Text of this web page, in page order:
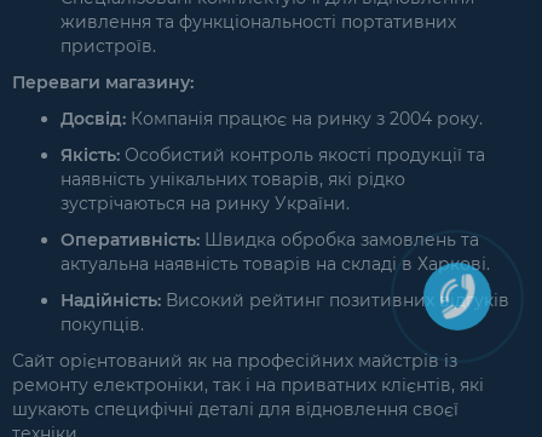
живлення та функціональності портативних
пристроїв.
Переваги магазину:
Досвід: Компанія працює на ринку з 2004 року.
Якість: Особистий контроль якості продукції та
наявність унікальних товарів, які рідко
зустрічаються на ринку України.
Оперативність: Швидка обробка замовлень та
актуальна наявність товарів на складі в Харкові.
Надійність: Високий рейтинг позитивних відгуків
покупців.
Сайт орієнтований як на професійних майстрів із
ремонту електроніки, так і на приватних клієнтів, які
шукають специфічні деталі для відновлення своєї